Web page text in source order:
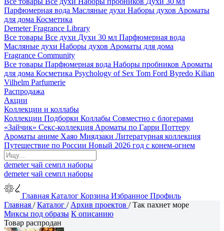
Парфюмерная вода Масляные духи Наборы духов Ароматы
для дома Косметика
Demeter Fragrance Library
Все товары Все духи Духи 30 мл Парфюмерная вода
Масляные духи Наборы духов Ароматы для дома
Fragrance Community
Все товары Парфюмерная вода Наборы пробников Ароматы
для дома Косметика Psychology of Sex Tom Ford Byredo Kilian
Vilhelm Parfumerie
Распродажа
Акции
Коллекции и коллабы
Коллекции Подборки Коллабы Совместно с блогерами
«Зайчик» Секс-коллекция Ароматы по Гарри Поттеру
Ароматы аниме Хаяо Миядзаки Литературная коллекция
Путешествие по России Новый 2026 год с конем-огнем
demeterчай семпл наборы
demeterчай семпл наборы
Главная Каталог Корзина Избранное Профиль
Главная /Каталог / Архив проектов /Так пахнет море
Миксы под образы К описанию
Товар распродан